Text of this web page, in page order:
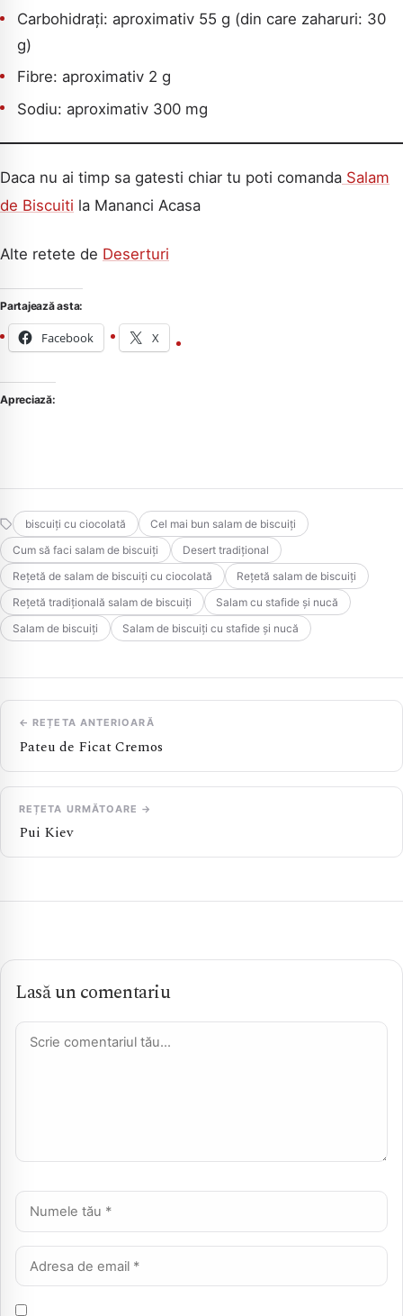
Carbohidrați: aproximativ 55 g (din care zaharuri: 30
g)
Fibre: aproximativ 2 g
Sodiu: aproximativ 300 mg
Daca nu ai timp sa gatesti chiar tu poti comanda Salam
de Biscuiti la Mananci Acasa
Alte retete de Deserturi
Partajează asta:
Facebook X
Apreciază:
biscuiți cu ciocolată
Cel mai bun salam de biscuiți
Cum să faci salam de biscuiți
Desert tradițional
Rețetă de salam de biscuiți cu ciocolată
Rețetă salam de biscuiți
Rețetă tradițională salam de biscuiți
Salam cu stafide și nucă
Salam de biscuiți
Salam de biscuiți cu stafide și nucă
← REȚETA ANTERIOARĂ
Pateu de Ficat Cremos
REȚETA URMĂTOARE →
Pui Kiev
Lasă un comentariu
Comentariu *
Nume *
Email *